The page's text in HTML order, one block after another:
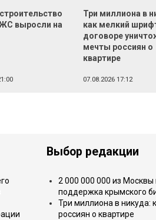
выросли на
Три миллиона в
как мелкий
договоре
мечты россиян о
квартире
07.08.2026 17:12
Выбор редакции
2 000 000 000 из
поддержка крымского
Три миллиона в никуда:
россиян о квартире